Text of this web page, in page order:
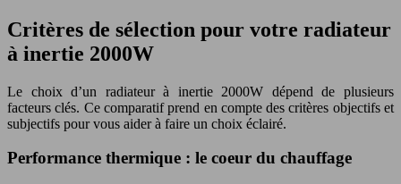
Critères de sélection pour votre radiateur
à inertie 2000W
Le choix d’un radiateur à inertie 2000W dépend de plusieurs
facteurs clés. Ce comparatif prend en compte des critères objectifs et
subjectifs pour vous aider à faire un choix éclairé.
Performance thermique : le coeur du chauffage